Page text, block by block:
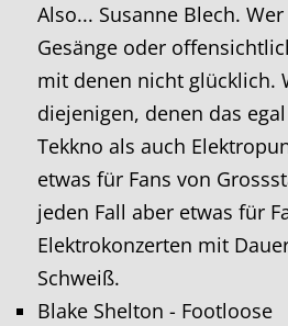
Also... Susanne Blech.
Gesänge oder
mit denen nicht glücklich.
diejenigen, denen das
Tekkno als auch
etwas für Fans von
jeden Fall aber etwas für
Elektrokonzerten mit
Schweiß.
Blake Shelton - Footloose